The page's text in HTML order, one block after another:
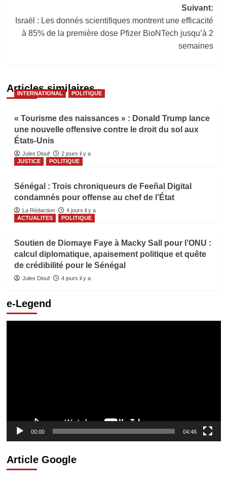
Suivant:
Israël : Les donnés scientifiques montrent une efficacité
à 85% de la première dose Pfizer BioNTech jusqu’à 2
semaines
Articles similaires
INTERNATIONAL POLITIQUE
« Tourisme des naissances » : Donald Trump lance
une nouvelle offensive contre le droit du sol aux
États-Unis
Jules Diouf
2 jours il y a
JUSTICE
POLITIQUE
Sénégal : Trois chroniqueurs de Feeñal Digital
condamnés pour offense au chef de l’État
La Rédaction
4 jours il y a
ACTUALITES
POLITIQUE
Soutien de Diomaye Faye à Macky Sall pour l’ONU :
calcul diplomatique, apaisement politique et quête
de crédibilité pour le Sénégal
Jules Diouf 4 jours il y a
e-Legend
00:00 04:46
Article Google